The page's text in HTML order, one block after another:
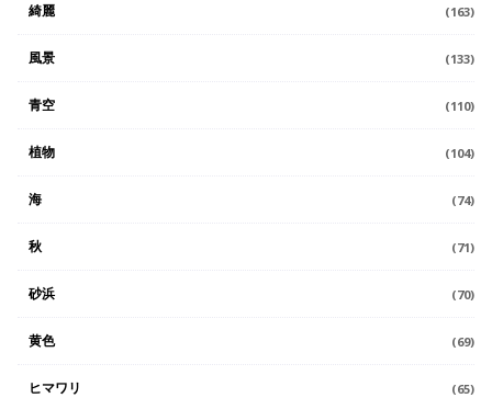
綺麗 (163)
風景 (133)
青空 (110)
植物 (104)
海 (74)
秋 (71)
砂浜 (70)
黄色 (69)
ヒマワリ (65)